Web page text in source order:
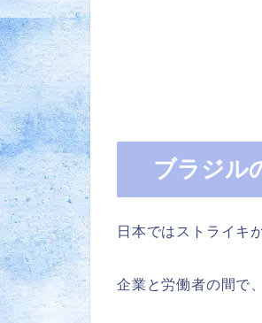
ブラジル
日本ではストライキ
企業と労働者の間で、